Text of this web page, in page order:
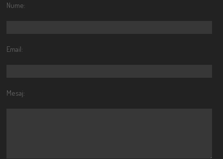
Nume:
Email:
Mesaj: